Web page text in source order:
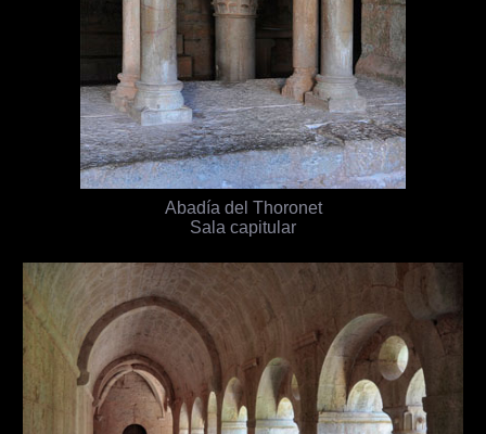
Abadía del Thoronet
Sala capitular